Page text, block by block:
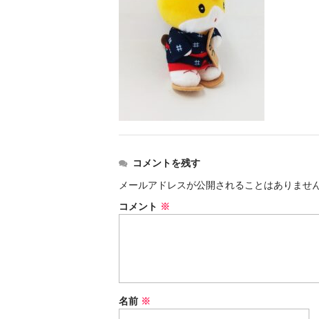
コメントを残す
メールアドレスが公開されることはありません
コメント ※
名前 ※